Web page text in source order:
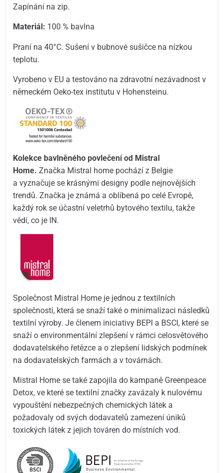
Zapínání na zip.
Materiál: 100 % bavlna
Praní na 40°C. Sušení v bubnové sušičce na nízkou
teplotu.
Vyrobeno v EU a testováno na zdravotní nezávadnost v
německém Oeko-tex institutu v Hohensteinu.
Kolekce bavlněného povlečení od Mistral
Home.Značka Mistral home pochází z Belgie
a vyznačuje se krásnými designy podle nejnovějších
trendů. Značka je známá a oblíbená po celé Evropě,
každý rok se účastní veletrhů bytového textilu, takže
vědí, co je IN.
Společnost Mistral Home je jednou z textilních
společností, která se snaží také o minimalizaci následků
textilní výroby. Je členem iniciativy BEPI a BSCI, které se
snaží o environmentální zlepšení v rámci celosvětového
dodavatelského řetězce a o zlepšení lidských podmínek
na dodavatelských farmách a v továrnách.
Mistral Home se také zapojila do kampaně Greenpeace
Detox, ve které se textilní značky zavázaly k nulovému
vypouštění nebezpečných chemických látek a
požadovaly od svých dodavatelů zamezení úniků
toxických látek z jejich továren do místních vod.